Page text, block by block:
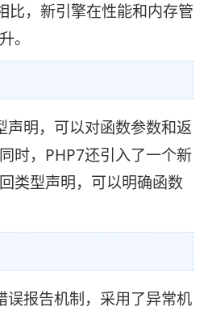
，新引擎在性能和内存管
。
声明，可以对函数参数和返
时，PHP7还引入了一个新
类型声明，可以明确函数
误报告机制，采用了异常机